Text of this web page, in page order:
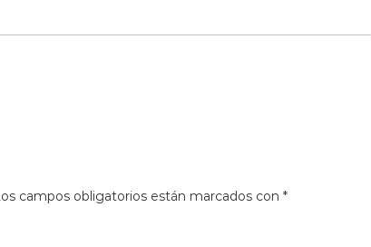
campos obligatorios están marcados con *